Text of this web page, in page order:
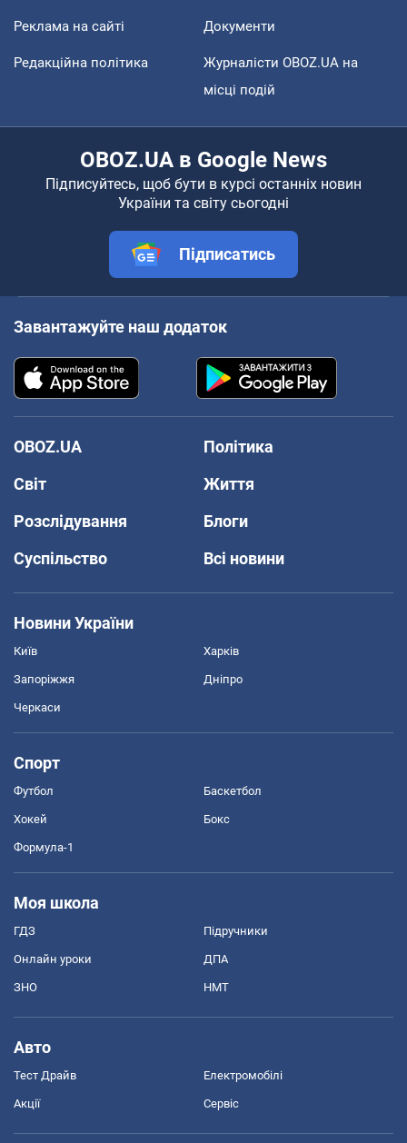
Реклама на сайті Документи
Редакційна політика
Журналісти OBOZ.UA на
місці подій
OBOZ.UA в Google News
Підписуйтесь, щоб бути в курсі останніх новин
України та світу сьогодні
Підписатись
Завантажуйте наш додаток
OBOZ.UA
Політика
Світ
Життя
Розслідування
Блоги
Суспільство
Всі новини
Новини України
Київ Харків
Запоріжжя Дніпро
Черкаси
Спорт
Футбол Баскетбол
Хокей Бокс
Формула-1
Моя школа
ГДЗ Підручники
Онлайн уроки ДПА
ЗНО НМТ
Авто
Тест Драйв Електромобілі
Акції Сервіс